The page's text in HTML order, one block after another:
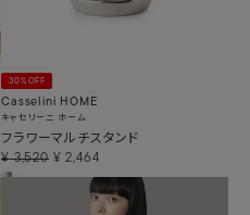
30%OFF
Casselini HOME
キャセリーニ ホーム
フラワーマルチスタンド
¥ 3,520 ¥ 2,464